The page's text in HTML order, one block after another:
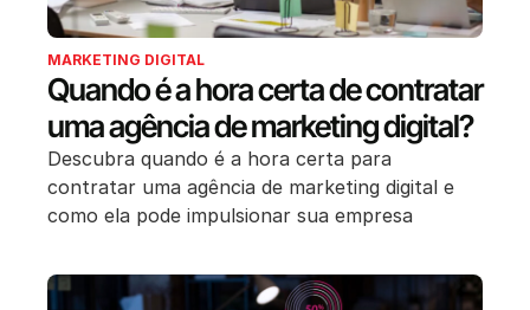
MARKETING DIGITAL
Quando é a hora certa de contratar
uma agência de marketing digital?
Descubra quando é a hora certa para
contratar uma agência de marketing digital e
como ela pode impulsionar sua empresa